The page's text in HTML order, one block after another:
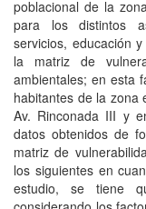
poblacional de la
para los distintos
servicios, educación
la matriz de
ambientales; en esta
habitantes de la zona
Av. Rinconada III y
datos obtenidos de
matriz de
los siguientes en
estudio, se tiene